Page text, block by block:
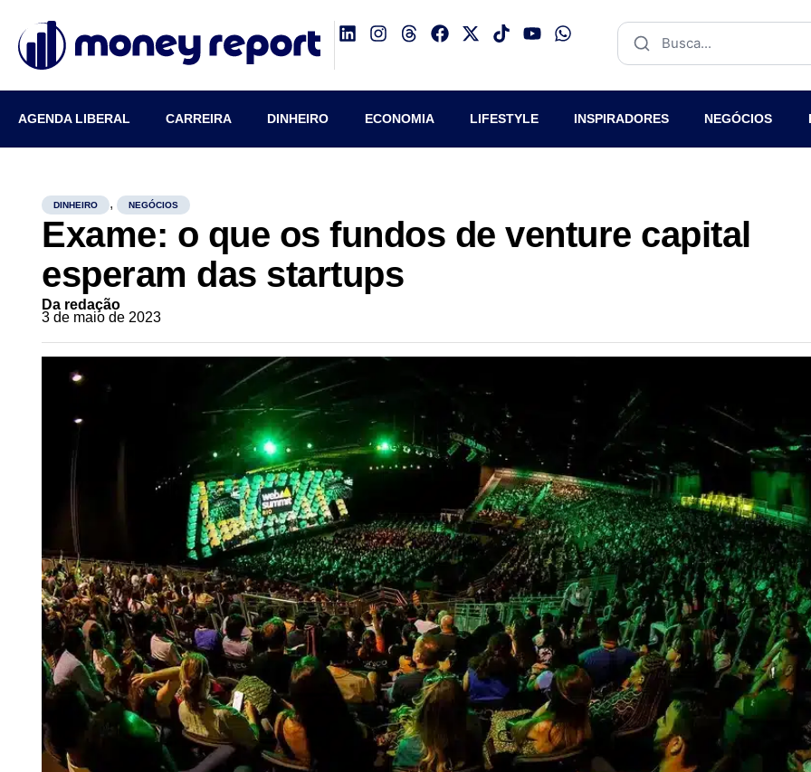
AGENDA LIBERAL CARREIRA DINHEIRO ECONOMIA LIFESTYLE INSPIRADORES NEGÓCIOS
DINHEIRO , NEGÓCIOS
Exame: o que os fundos de venture capital
esperam das startups
Da redação
3 de maio de 2023